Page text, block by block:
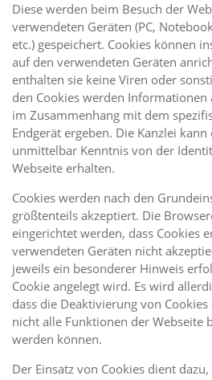
Diese werden beim Besuch der
verwendeten Geräten (PC,
etc.) gespeichert. Cookies können
auf den verwendeten Geräten
enthalten sie keine Viren oder
den Cookies werden Informationen
im Zusammenhang mit dem
Endgerät ergeben. Die Kanzlei
unmittelbar Kenntnis von der
Webseite erhalten.
Cookies werden nach den
größtenteils akzeptiert. Die
eingerichtet werden, dass Cookies
verwendeten Geräten nicht
jeweils ein besonderer Hinweis
Cookie angelegt wird. Es wird
dass die Deaktivierung von
nicht alle Funktionen der Webseite
werden können.
Der Einsatz von Cookies dient